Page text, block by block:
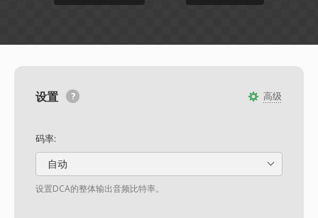
高级
设置
码率:
自动
设置DCA的整体输出音频比特率。